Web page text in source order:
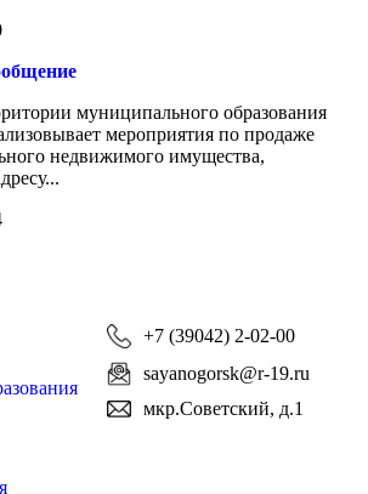
муниципального образования
мероприятия по продаже
недвижимого имущества,
+7 (39042) 2-02-00
sayanogorsk@r-19.ru
мкр.Советский, д.1